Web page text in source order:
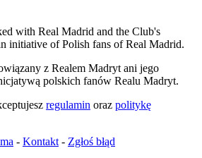
with Real Madrid and the Club's
initiative of Polish fans of Real Madrid.
z Realem Madryt ani jego
polskich fanów Realu Madryt.
regulamin oraz politykę
- Kontakt - Zgłoś błąd